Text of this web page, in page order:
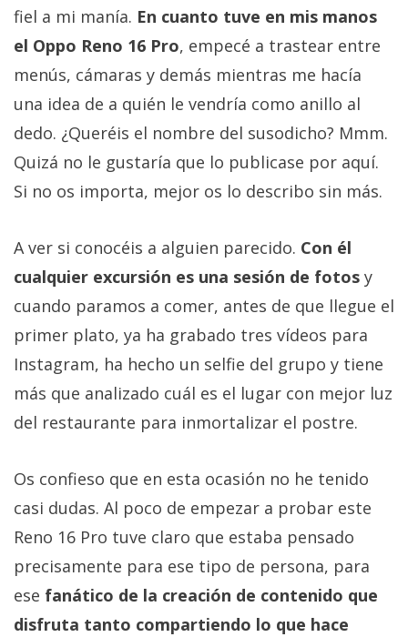
fiel a mi manía. En cuanto tuve en mis manos
el Oppo Reno 16 Pro, empecé a trastear entre
menús, cámaras y demás mientras me hacía
una idea de a quién le vendría como anillo al
dedo. ¿Queréis el nombre del susodicho? Mmm.
Quizá no le gustaría que lo publicase por aquí.
Si no os importa, mejor os lo describo sin más.
A ver si conocéis a alguien parecido. Con él
cualquier excursión es una sesión de fotos y
cuando paramos a comer, antes de que llegue el
primer plato, ya ha grabado tres vídeos para
Instagram, ha hecho un selfie del grupo y tiene
más que analizado cuál es el lugar con mejor luz
del restaurante para inmortalizar el postre.
Os confieso que en esta ocasión no he tenido
casi dudas. Al poco de empezar a probar este
Reno 16 Pro tuve claro que estaba pensado
precisamente para ese tipo de persona, para
ese fanático de la creación de contenido que
disfruta tanto compartiendo lo que hace